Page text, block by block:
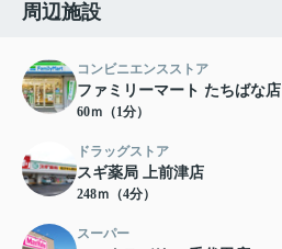
周辺施設
コンビニエンスストア
ファミリーマート たちばな店
60ｍ（1分）
ドラッグストア
スギ薬局 上前津店
248ｍ（4分）
スーパー